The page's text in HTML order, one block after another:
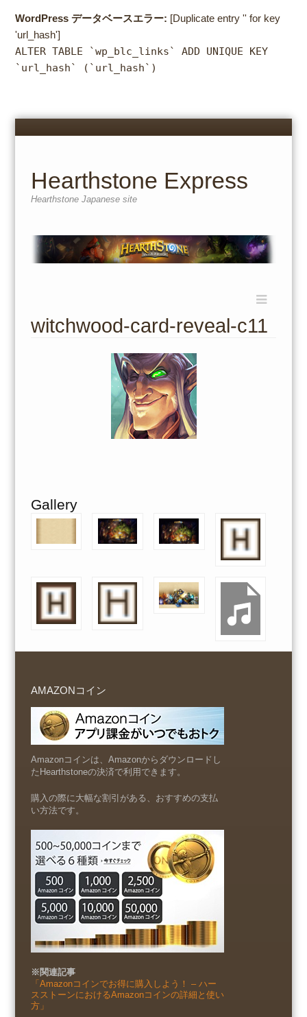
WordPress データベースエラー: [Duplicate entry '' for key
'url_hash']
ALTER TABLE `wp_blc_links` ADD UNIQUE KEY
`url_hash` (`url_hash`)
Menu
Hearthstone Express
Hearthstone Japanese site
content
witchwood-card-reveal-c11
Gallery
AMAZONコイン
Amazonコインは、Amazonからダウンロードし
たHearthstoneの決済で利用できます。
購入の際に大幅な割引がある、おすすめの支払
い方法です。
※関連記事
「Amazonコインでお得に購入しよう！ – ハー
スストーンにおけるAmazonコインの詳細と使い
方」